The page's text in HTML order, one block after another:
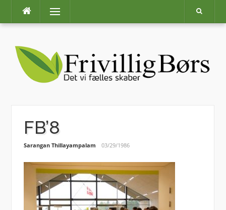
content
Menu
FB’8
Sarangan Thillayampalam 03/29/1986